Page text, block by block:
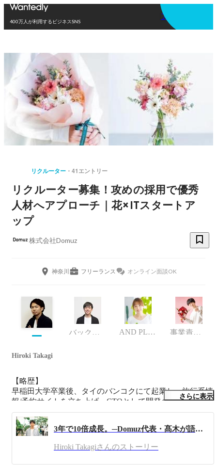
400万人が利用するビジネスSNS
アプリを使う
リクルーター 41エントリー
リクルーター募集！攻めの採用で優秀
人材へアプローチ｜花×ITスタートア
ップ
株式会社Domuz
神奈川 フリーランス オンライン面談OK
バックオフィス AND PLANTS 事業責任者
Hiroki Takagi
【略歴】
早稲田大学卒業後、タイのバンコクにて起業し、旅行系情
報/予約サイトを立ち上げ、CTOとして開発全般を担う。
その後フリーランスエンジニア期間を経て、ベトナムのホ
ーチミンにてSPARK X LAB(現 : REAPRA Technology)の創
業に関わり、現地法人の代表に就任、ベトナム人向け人材
ポータル、女性向けWEBメディアの立ち上げ、日系大手
企業向けの受託開発オフショア拠点開発を行う。
さらに表示
3年で10倍成長。─Domuz代表・髙木が語る、花と観葉植物D2Cの舞台裏（2025年6月）
Hiroki Takagiさんのストーリー